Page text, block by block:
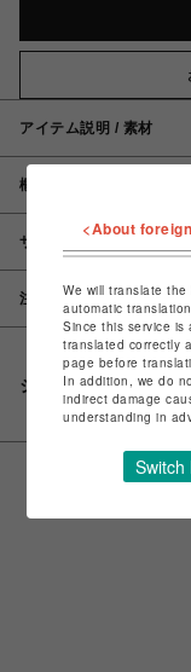
アイテム説明 / 素材
概要
サイズ
注意事項
シェアする
<About
We will translate
automatic
Since this service is
translated correctly
page before
In addition, we do
indirect damage
understanding in
Switch